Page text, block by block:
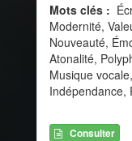
Mots clés :
Modernité,
Nouveauté,
Atonalité,
Musique
Indépendance,
Consulter